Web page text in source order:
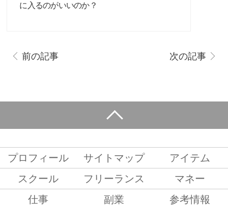
に入るのがいいのか？
前の記事 次の記事
プロフィール サイトマップ
アイテム
スクール
フリーランス
マネー
仕事
副業
参考情報